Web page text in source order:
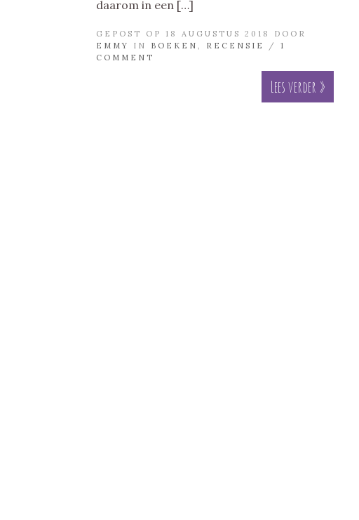
daarom in een […]
GEPOST OP 18 AUGUSTUS 2018 DOOR
EMMY
IN BOEKEN , RECENSIE / 1
COMMENT
Lees verder »